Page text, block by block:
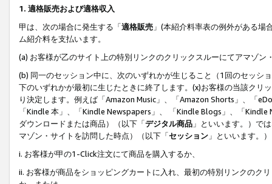
1. 適格販売および適格収入
甲は、次の場合に発生する「適格販売 」(本紹介料率表の例外がある
ム紹介料を支払います。
(a) お客様が乙のサイト上の特別リンクのクリックスルーにてアマゾン
(b) 同一のセッション中に、次のいずれかが生じること（1回のセッシ
下のいずれかが最初に生じたときに終了します。(x)お客様の当該ク
り決定します。例えば「Amazon Music」、「Amazon Shorts」、「
「Kindle 本」、「Kindle Newspapers」、 「Kindle Blogs」、「
ダウンロードまたは商品）（以下「デジタル商品 」といいます。）で
マゾン・サイトを訪問した時点）（以下「セッション 」といいます。
i. お客様が甲の1-Click注文にて商品を購入するか、
ii. お客様が商品をショッピングカートに入れ、最初の特別リンクのク